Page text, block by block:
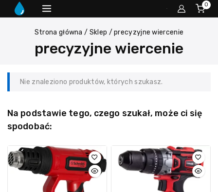
0
Strona główna / Sklep / precyzyjne wiercenie
precyzyjne wiercenie
Nie znaleziono produktów, których szukasz.
Na podstawie tego, czego szukał, może ci się
spodobać: